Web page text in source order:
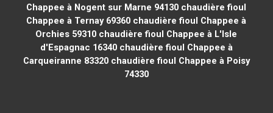
Chappee à Nogent sur Marne 94130 chaudière fioul
Chappee à Ternay 69360 chaudière fioul Chappee à
Orchies 59310 chaudière fioul Chappee à L'Isle
d'Espagnac 16340chaudière fioul Chappee à
Carqueiranne 83320chaudière fioul Chappee à Poisy
74330